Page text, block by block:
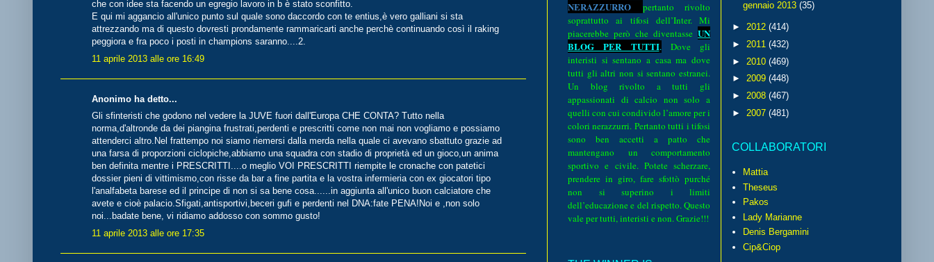
che con idee sta facendo un egregio lavoro in b è stato sconfitto.
E qui mi aggancio all'unico punto sul quale sono daccordo con te entius,è vero galliani si sta
attrezzando ma di questo dovresti prondamente rammaricarti anche perchè continuando così il raking
peggiora e fra poco i posti in champions saranno....2.
11 aprile 2013 alle ore 16:49
Anonimo ha detto...
Gli sfinteristi che godono nel vedere la JUVE fuori dall'Europa CHE CONTA? Tutto nella
norma,d'altronde da dei piangina frustrati,perdenti e prescritti come non mai non vogliamo e possiamo
attenderci altro.Nel frattempo noi siamo riemersi dalla merda nella quale ci avevano sbattuto grazie ad
una farsa di proporzioni ciclopiche,abbiamo una squadra con stadio di proprietà ed un gioco,un anima
ben definita mentre i PRESCRITTI....o meglio VOI PRESCRITTI riempite le cronache con patetici
dossier pieni di vittimismo,con risse da bar a fine partita e la vostra infermieria con ex giocatori tipo
l'analfabeta barese ed il principe di non si sa bene cosa......in aggiunta all'unico buon calciatore che
avete e cioè palacio.Sfigati,antisportivi,beceri gufi e perdenti nel DNA:fate PENA!Noi e ,non solo
noi...badate bene, vi ridiamo addosso con sommo gusto!
11 aprile 2013 alle ore 17:35
NERAZZURRO pertanto rivolto
soprattutto ai tifosi dell’Inter. Mi
piacerebbe però che diventasse UN
BLOG PER TUTTI.
Dove gli
interisti si sentano a casa ma dove
tutti gli altri non si sentano estranei.
Un blog rivolto a tutti gli
appassionati di calcio non solo a
quelli con cui condivido l’amore per i
colori nerazzurri. Pertanto tutti i tifosi
sono ben accetti a patto che
mantengano un comportamento
sportivo e civile. Potete scherzare,
prendere in giro, fare sfottò purché
non si superino i limiti
dell’educazione e del rispetto. Questo
vale per tutti, interisti e non. Grazie!!!
gennaio 2013 (35)
► 2012 (414)
► 2011 (432)
► 2010 (469)
► 2009 (448)
► 2008 (467)
► 2007 (481)
COLLABORATORI
Mattia
Theseus
Pakos
Lady Marianne
Denis Bergamini
Cip&Ciop